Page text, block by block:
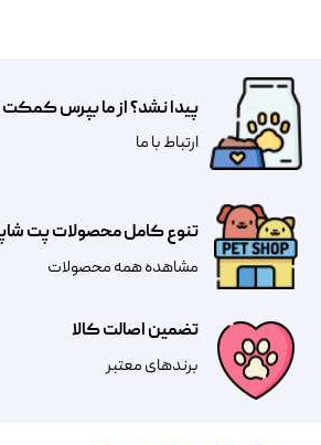
تضمین اصالت کالا
​​برندهای معتبر​​​​​​​
تنوع کامل محصولات پت
مشاهده همه محصولات
پیدا نشد؟ از ما بپرس
​​​ارتباط با ما